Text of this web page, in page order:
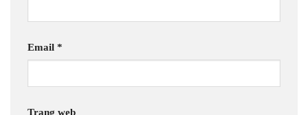
Email *
Trang web